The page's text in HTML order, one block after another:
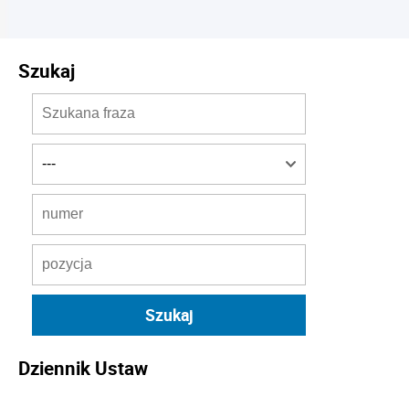
Szukaj
Dziennik Ustaw